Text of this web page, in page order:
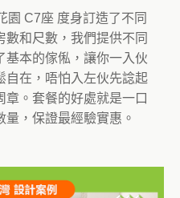
園 C7座 度身訂造了不同
和尺數，我們提供不同
基本的傢俬，讓你一入伙
自在，唔怕入左伙先諗起
章。套餐的好處就是一口
，保證最經驗實惠。